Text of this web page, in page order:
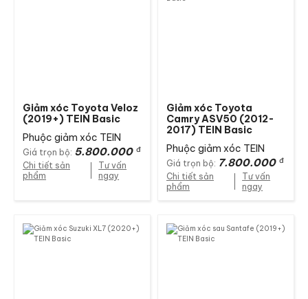
Giảm xóc Toyota Veloz
(2019+) TEIN Basic
Phuộc giảm xóc TEIN
Giá trọn bộ: 5.800.000 đ
Chi tiết sản
phẩm
Tư vấn
ngay
Giảm xóc Toyota
Camry ASV50 (2012-
2017) TEIN Basic
Phuộc giảm xóc TEIN
Giá trọn bộ: 7.800.000 đ
Chi tiết sản
phẩm
Tư vấn
ngay